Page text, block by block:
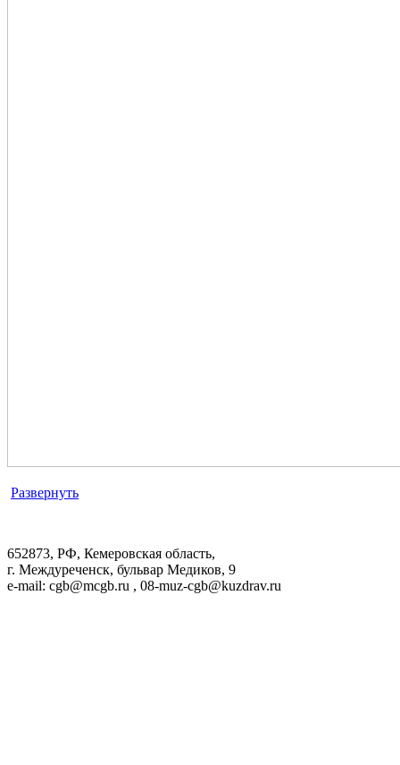
Развернуть
652873, РФ, Кемеровская область,
г. Междуреченск, бульвар Медиков, 9
e-mail: cgb@mcgb.ru , 08-muz-cgb@kuzdrav.ru